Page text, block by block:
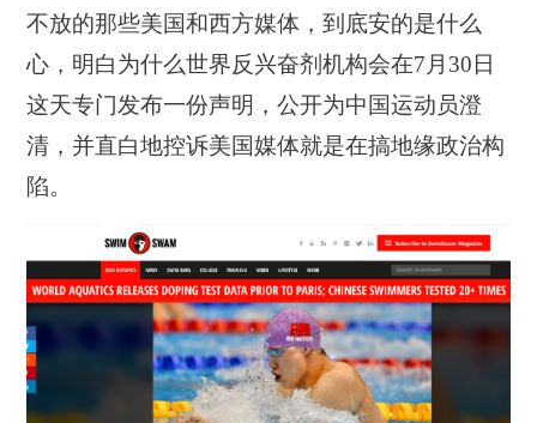
不放的那些美国和西方媒体，到底安的是什么
心，明白为什么世界反兴奋剂机构会在7月30日
这天专门发布一份声明，公开为中国运动员澄
清，并直白地控诉美国媒体就是在搞地缘政治构
陷。